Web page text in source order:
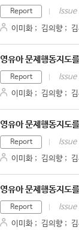
Report Issue
이미화 ; 김의향 ; 김
영유아 문제행동지도
Report Issue
이미화 ; 김의향 ; 김
영유아 문제행동지도
Report Issue
이미화 ; 김의향 ; 김
영유아 문제행동지도
Report Issue
이미화 ; 김의향 ; 김